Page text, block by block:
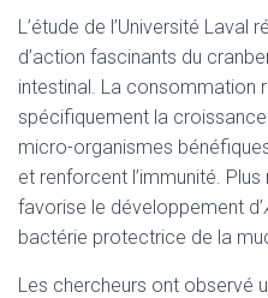
L’étude de l’Université Laval
d’action fascinants du
intestinal. La consommation
spécifiquement la
micro-organismes
et renforcent l’immunité.
favorise le développement d’
bactérie protectrice de la
Les chercheurs ont observé